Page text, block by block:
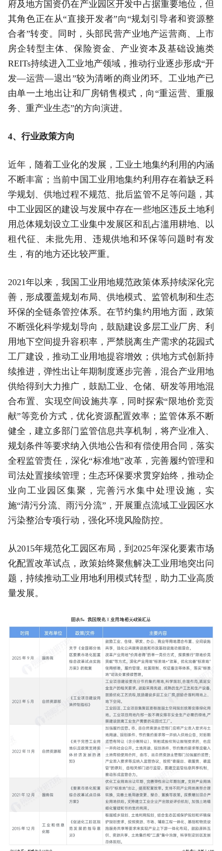
府及地方国资仍在产业园区开发中占据重要地位，但
其角色正在从“直接开发者”向“规划引导者和资源整
合者”转变。同时，头部民营产业地产运营商、上市
房企转型主体、保险资金、产业资本及基础设施类
REITs持续进入工业地产领域，推动行业逐步形成“开
发—运营—退出”较为清晰的商业闭环。工业地产已
由单一土地出让和厂房销售模式，向“重运营、重服
务、重产业生态”的方向演进。
4、行业政策方向
近年，随着工业化的发展，工业土地集约利用的内涵
不断丰富；当前中国工业用地集约利用存在着缺乏科
学规划、供地过程不规范、批后监管不足等问题，其
中工业园区的建设与发展中存在一些地区违反土地利
用总体规划设立工业集中发展区和乱占滥用耕地、以
租代征、未批先用、违规供地和环保等问题时有发
生，有的地方还比较严重。
2021年以来，我国工业用地规范政策体系持续深化完
善，形成覆盖规划布局、供地模式、监管机制和生态
环保的全链条管控体系。在节约集约用地方面，政策
不断强化科学规划导向，鼓励建设多层工业厂房、利
用地下空间提升容积率，严禁脱离生产需求的花园式
工厂建设，推动工业用地提容增效；供地方式创新持
续推进，弹性出让年期制度逐步完善，混合产业用地
供给得到大力推广，鼓励工业、仓储、研发等用地混
合布置、实现空间设施共享，同时探索“限地价竞贡
献”等竞价方式，优化资源配置效率；监管体系不断
健全，建立多部门监管信息共享机制，将产业准入、
规划条件等要求纳入供地公告和有偿使用合同，落实
全程监管责任，深化“标准地”改革，完善履约管理和
司法处置接续管理；生态环保要求贯穿始终，推动企
业向工业园区集聚，完善污水集中处理设施，实
施“清污分流、雨污分流”，开展重点流域工业园区水
污染整治专项行动，强化环境风险防控。
从2015年规范化工园区布局，到2025年深化要素市场
化配置改革试点，政策始终聚焦解决工业用地突出问
题，持续推动工业用地利用模式转型，助力工业高质
量发展。